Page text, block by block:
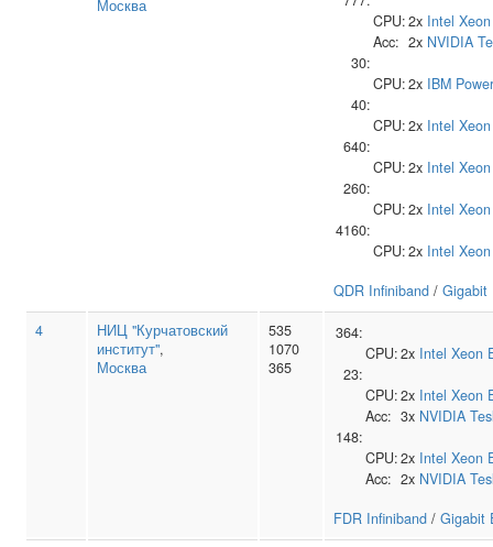
Москва
CPU:2x Intel
Acc: 2x NVIDIA
30:
CPU:2x IBM
40:
CPU:2x Intel
640:
CPU:2x Intel
260:
CPU:2x Intel
4160:
CPU:2x Intel
QDR Infiniband / Gigabit
4
НИЦ "Курчатовский
институт",
Москва
535
1070
365
364:
CPU:2x Intel Xeon
23:
CPU:2x Intel Xeon
Acc: 3x NVIDIA
148:
CPU:2x Intel Xeon
Acc: 2x NVIDIA
FDR Infiniband / Gigabit